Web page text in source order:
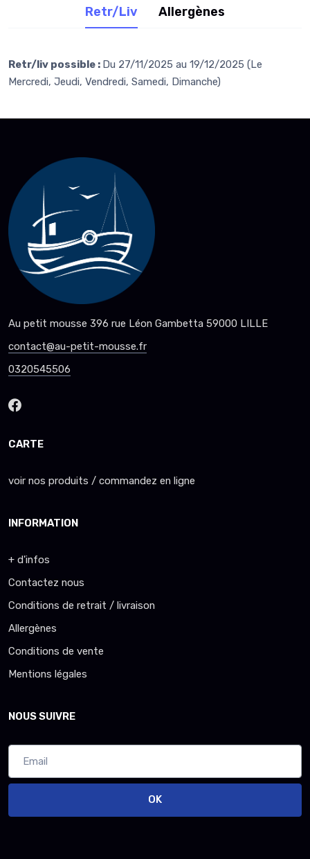
Retr/Liv Allergènes
Retr/liv possible : Du 27/11/2025 au 19/12/2025 (Le
Mercredi, Jeudi, Vendredi, Samedi, Dimanche)
Au petit mousse 396 rue Léon Gambetta 59000 LILLE
contact@au-petit-mousse.fr
0320545506
CARTE
voir nos produits / commandez en ligne
INFORMATION
+ d'infos
Contactez nous
Conditions de retrait / livraison
Allergènes
Conditions de vente
Mentions légales
NOUS SUIVRE
OK